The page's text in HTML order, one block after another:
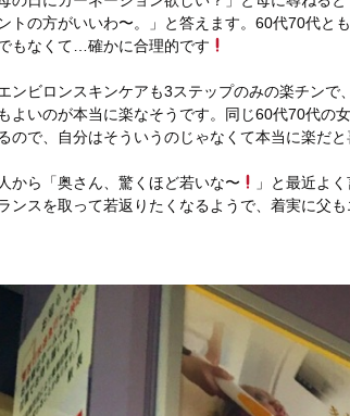
トの方がいいわ〜。」と答えます。60代70代と
もなくて…確かに合理的です
ンビロンスキンケアも3ステップのみの楽チン
よいのが本当に楽なそうです。同じ60代70代の
ので、自分はそういうのじゃなくて本当に楽だ
から「奥さん、驚くほど若いな〜
」と最近よ
ンスを取って若返りたくなるようで、着実に父